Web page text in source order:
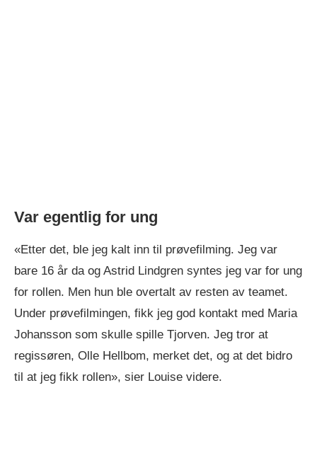
Var egentlig for ung
«Etter det, ble jeg kalt inn til prøvefilming. Jeg var
bare 16 år da og Astrid Lindgren syntes jeg var for ung
for rollen. Men hun ble overtalt av resten av teamet.
Under prøvefilmingen, fikk jeg god kontakt med Maria
Johansson som skulle spille Tjorven. Jeg tror at
regissøren, Olle Hellbom, merket det, og at det bidro
til at jeg fikk rollen», sier Louise videre.